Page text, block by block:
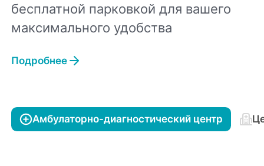
бесплатной парковкой для вашего
максимального удобства
Подробнее
Амбулаторно-диагностический центр